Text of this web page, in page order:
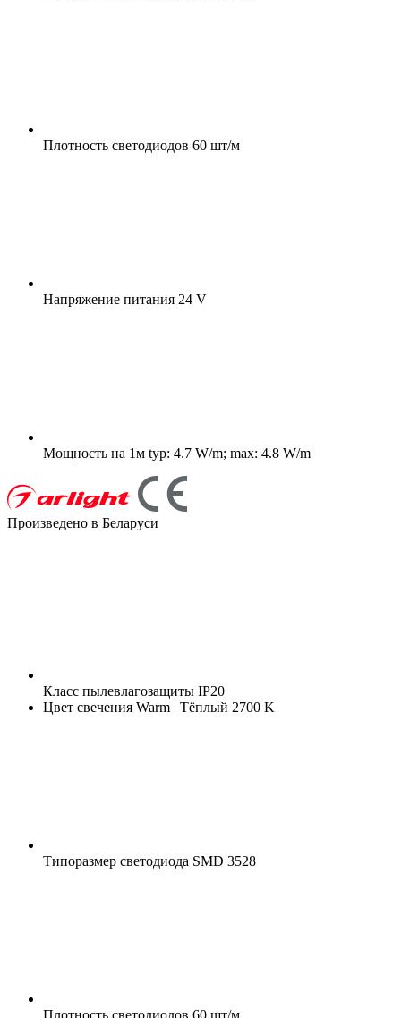
Плотность светодиодов 60 шт/м
Напряжение питания 24 V
Мощность на 1м typ: 4.7 W/m; max: 4.8 W/m
Произведено в Беларуси
Класс пылевлагозащиты IP20
Цвет свечения Warm | Тёплый 2700 K
Типоразмер светодиода SMD 3528
Плотность светодиодов 60 шт/м